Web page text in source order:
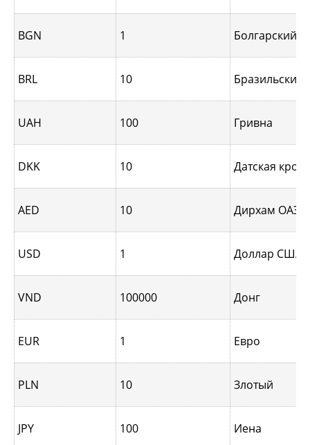
BGN 1 Болгарский
BRL 10 Бразильский
UAH 100 Гривна
DKK 10 Датская
AED 10 Дирхам ОАЭ
USD 1 Доллар США
VND 100000 Донг
EUR 1 Евро
PLN 10 Злотый
JPY 100 Иена